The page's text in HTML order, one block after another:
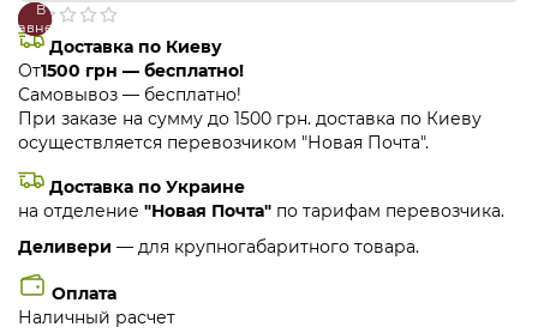
В
закладки
В
сравнение
Доставка по Киеву
От1500 грн — бесплатно!
Самовывоз — бесплатно!
При заказе на сумму до 1500 грн. доставка по Киеву
осуществляется перевозчиком "Новая Почта".
Доставка по Украине
на отделение "Новая Почта" по тарифам перевозчика.
Деливери — для крупногабаритного товара.
Оплата
Наличный расчет